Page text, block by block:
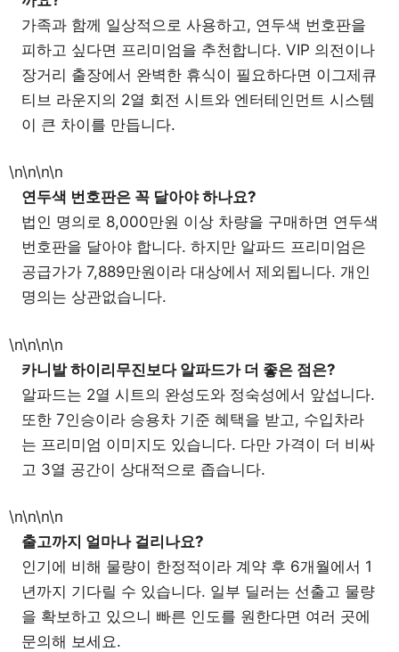
가족과 함께 일상적으로 사용하고, 연두색 번호판을
피하고 싶다면 프리미엄을 추천합니다. VIP 의전이나
장거리 출장에서 완벽한 휴식이 필요하다면 이그제큐
티브 라운지의 2열 회전 시트와 엔터테인먼트 시스템
이 큰 차이를 만듭니다.
\n\n\n\n
연두색 번호판은 꼭 달아야 하나요?
법인 명의로 8,000만원 이상 차량을 구매하면 연두색
번호판을 달아야 합니다. 하지만 알파드 프리미엄은
공급가가 7,889만원이라 대상에서 제외됩니다. 개인
명의는 상관없습니다.
\n\n\n\n
카니발 하이리무진보다 알파드가 더 좋은 점은?
알파드는 2열 시트의 완성도와 정숙성에서 앞섭니다.
또한 7인승이라 승용차 기준 혜택을 받고, 수입차라
는 프리미엄 이미지도 있습니다. 다만 가격이 더 비싸
고 3열 공간이 상대적으로 좁습니다.
\n\n\n\n
출고까지 얼마나 걸리나요?
인기에 비해 물량이 한정적이라 계약 후 6개월에서 1
년까지 기다릴 수 있습니다. 일부 딜러는 선출고 물량
을 확보하고 있으니 빠른 인도를 원한다면 여러 곳에
문의해 보세요.